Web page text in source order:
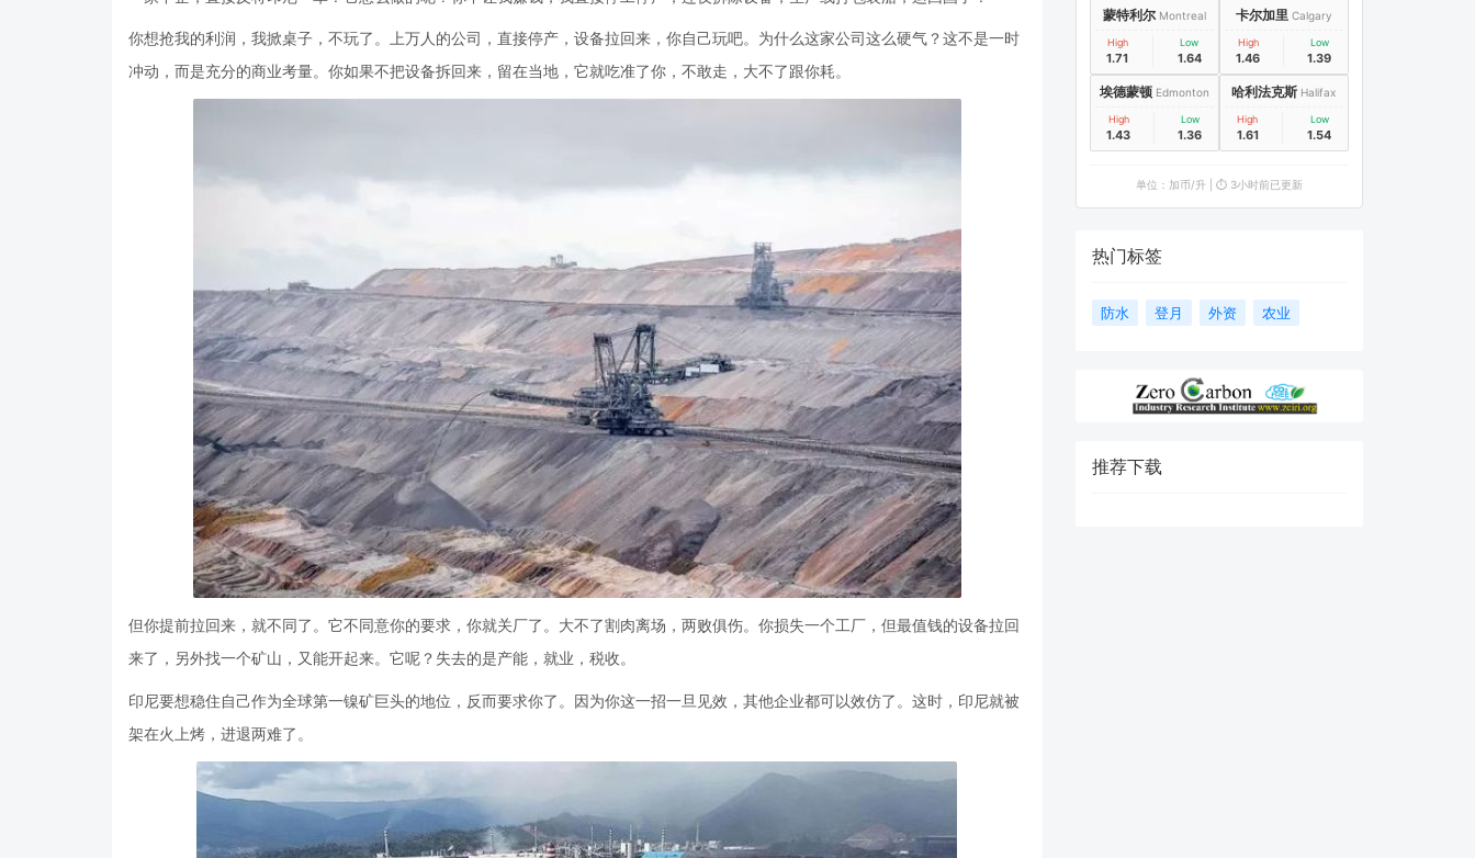
你想抢我的利润，我掀桌子，不玩了。上万人的公司，直接停产，设备拉回来，你自己玩吧。为什么这家公司这么硬气？这不是一时
冲动，而是充分的商业考量。你如果不把设备拆回来，留在当地，它就吃准了你，不敢走，大不了跟你耗。
但你提前拉回来，就不同了。它不同意你的要求，你就关厂了。大不了割肉离场，两败俱伤。你损失一个工厂，但最值钱的设备拉回
来了，另外找一个矿山，又能开起来。它呢？失去的是产能，就业，税收。
印尼要想稳住自己作为全球第一镍矿巨头的地位，反而要求你了。因为你这一招一旦见效，其他企业都可以效仿了。这时，印尼就被
架在火上烤，进退两难了。
蒙特利尔 Montreal
High
1.71
Low
1.64
卡尔加里 Calgary
High
1.46
Low
1.39
埃德蒙顿 Edmonton
High
1.43
Low
1.36
哈利法克斯 Halifax
High
1.61
Low
1.54
单位：加币/升 | ⏱️ 3小时前已更新
热门标签
防水 登月 外资 农业
推荐下载